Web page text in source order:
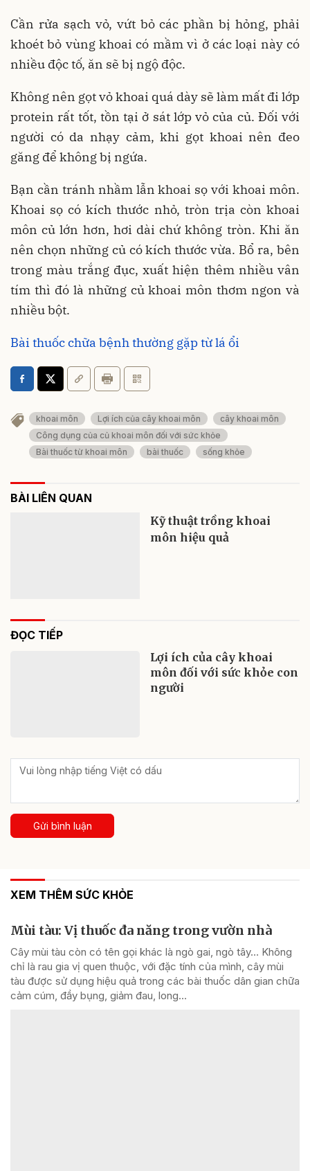
Cần rửa sạch vỏ, vứt bỏ các phần bị hỏng, phải
khoét bỏ vùng khoai có mầm vì ở các loại này có
nhiều độc tố, ăn sẽ bị ngộ độc.
Không nên gọt vỏ khoai quá dày sẽ làm mất đi lớp
protein rất tốt, tồn tại ở sát lớp vỏ của củ. Đối với
người có da nhạy cảm, khi gọt khoai nên đeo
găng để không bị ngứa.
Bạn cần tránh nhầm lẫn khoai sọ với khoai môn.
Khoai sọ có kích thước nhỏ, tròn trịa còn khoai
môn củ lớn hơn, hơi dài chứ không tròn. Khi ăn
nên chọn những củ có kích thước vừa. Bổ ra, bên
trong màu trắng đục, xuất hiện thêm nhiều vân
tím thì đó là những củ khoai môn thơm ngon và
nhiều bột.
Bài thuốc chữa bệnh thường gặp từ lá ổi
khoai môn Lợi ích của cây khoai môn
cây khoai môn
Công dụng của củ khoai môn đối với sức khỏe
Bài thuốc từ khoai môn
bài thuốc sống khỏe
BÀI LIÊN QUAN
Kỹ thuật trồng khoai
môn hiệu quả
ĐỌC TIẾP
Lợi ích của cây khoai
môn đối với sức khỏe con
người
Gửi bình luận
XEM THÊM SỨC KHỎE
Mùi tàu: Vị thuốc đa năng trong vườn nhà
Cây mùi tàu còn có tên gọi khác là ngò gai, ngò tây… Không
chỉ là rau gia vị quen thuộc, với đặc tính của mình, cây mùi
tàu được sử dụng hiệu quả trong các bài thuốc dân gian chữa
cảm cúm, đầy bụng, giảm đau, long...